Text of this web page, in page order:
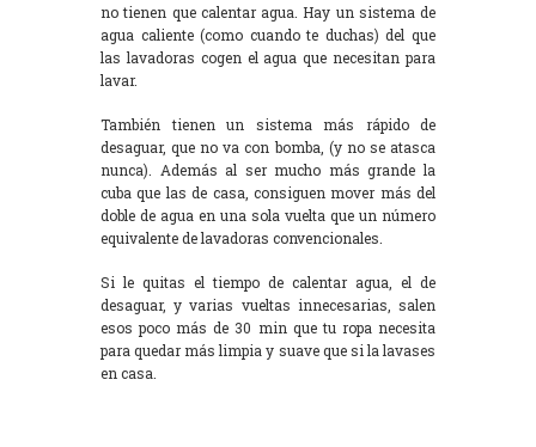
no tienen que calentar agua. Hay un sistema de
agua caliente (como cuando te duchas) del que
las lavadoras cogen el agua que necesitan para
lavar.
También tienen un sistema más rápido de
desaguar, que no va con bomba, (y no se atasca
nunca). Además al ser mucho más grande la
cuba que las de casa, consiguen mover más del
doble de agua en una sola vuelta que un número
equivalente de lavadoras convencionales.
Si le quitas el tiempo de calentar agua, el de
desaguar, y varias vueltas innecesarias, salen
esos poco más de 30 min que tu ropa necesita
para quedar más limpia y suave que si la lavases
en casa.